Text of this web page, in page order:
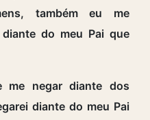
também eu me
do meu Pai que
me negar diante dos
diante do meu Pai